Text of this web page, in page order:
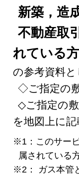
新築，造
不動産取
れている方
の参考資料
◇ご指定の
◇ご指定の
を地図上に
※1：このサー
属されている
※2： ガス本管